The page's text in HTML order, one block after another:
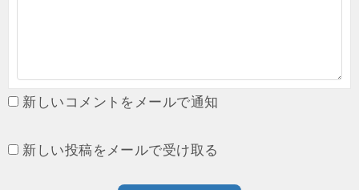
新しいコメントをメールで通知
新しい投稿をメールで受け取る